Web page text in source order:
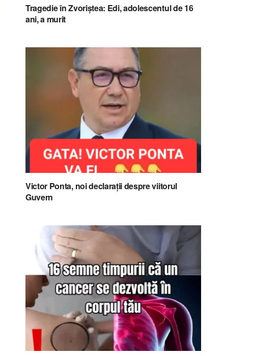
Tragedie în Zvoriștea: Edi, adolescentul de 16
ani, a murit
Victor Ponta, noi declarații despre viitorul
Guvern